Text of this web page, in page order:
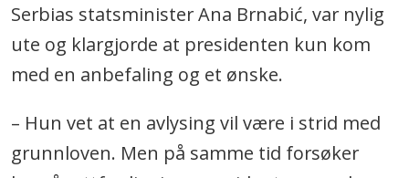
Serbias statsminister Ana Brnabić, var nylig
ute og klargjorde at presidenten kun kom
med en anbefaling og et ønske.
– Hun vet at en avlysing vil være i strid med
grunnloven. Men på samme tid forsøker